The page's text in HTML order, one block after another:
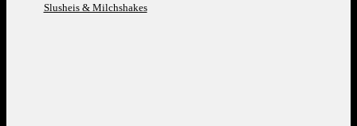
Slusheis & Milchshakes